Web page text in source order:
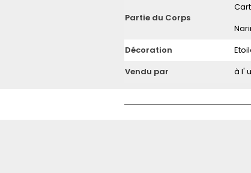
Partie du Corps
Décoration
Vendu par
à l'